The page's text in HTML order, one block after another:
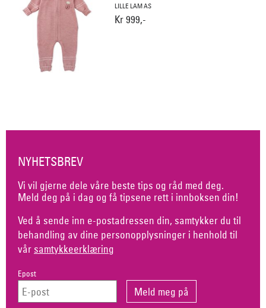
LILLE LAM AS
Kr 999,-
NYHETSBREV
Vi vil gjerne dele våre beste tips og råd med deg.
Meld deg på i dag og få tipsene rett i innboksen din!
Ved å sende inn e-postadressen din, samtykker du til
behandling av dine personopplysninger i henhold til
vår samtykkeerklæring
Epost